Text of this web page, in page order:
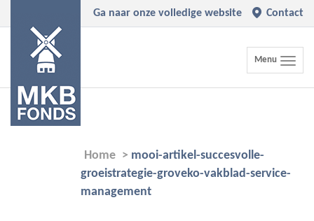
Contact
Ga naar onze volledige website
Toggle
navigation
Menu
Home > mooi-artikel-succesvolle-
groeistrategie-groveko-vakblad-service-
management